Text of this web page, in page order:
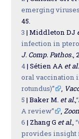
emerging
45.
3 | Middleton DJ
infection in
J. Comp. Pathos.,
4| Sétien AA et al.
oral vaccination
rotundus)”
,
5 | Baker M. et al.,
A review”
,
6 | Zhang G et al.,
provides insight